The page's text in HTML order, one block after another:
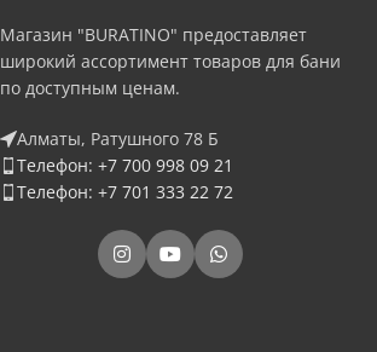
Магазин "BURATINO" предоставляет
широкий ассортимент товаров для бани
по доступным ценам.
Алматы, Ратушного 78 Б
Телефон: +7 700 998 09 21
Телефон: +7 701 333 22 72